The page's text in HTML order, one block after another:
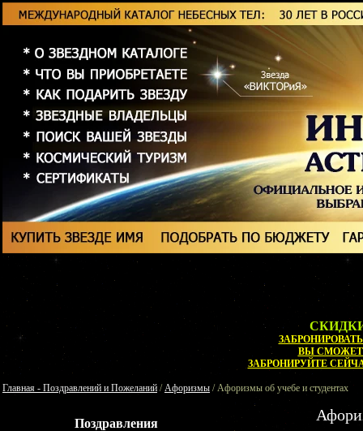
ВЫ
ЗАБРОНИРУЙТЕ
Главная - Поздравлений и Пожеланий /Афоризмы / Афоризмы об учебе и студентах
Поздравления